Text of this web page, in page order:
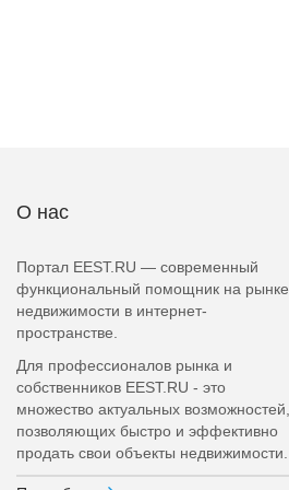
О нас
Портал EEST.RU — современный
функциональный помощник на рынке
недвижимости в интернет-
пространстве.
Для профессионалов рынка и
собственников EEST.RU - это
множество актуальных возможностей,
позволяющих быстро и эффективно
продать свои объекты недвижимости.